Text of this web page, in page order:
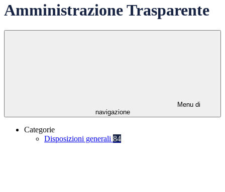
Amministrazione Trasparente
Menu di
navigazione
Categorie
Disposizioni generali 84